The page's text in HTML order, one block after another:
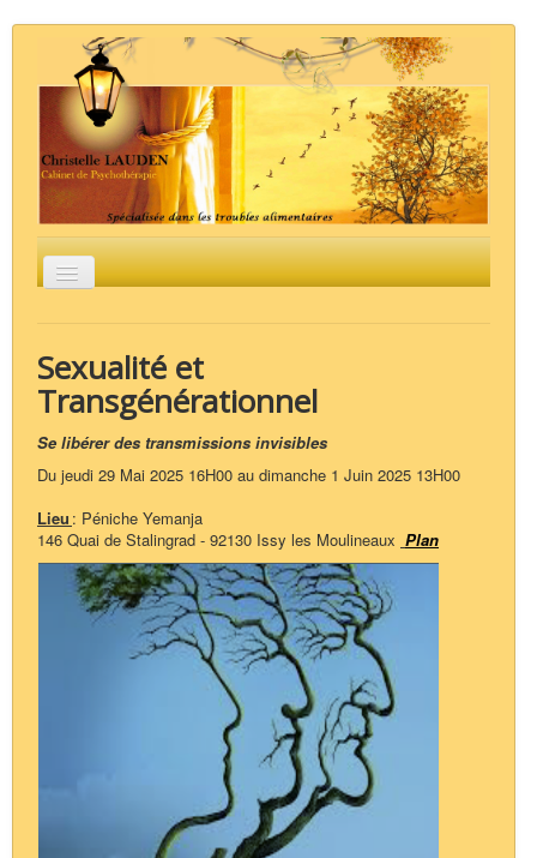
Basculer
la
alimentaires Liens
Sexualité et
Transgénérationnel
Se libérer des transmissions invisibles
Du jeudi 29 Mai 2025 16H00 au dimanche 1 Juin 2025 13H00
Lieu : Péniche Yemanja
146 Quai de Stalingrad - 92130 Issy les Moulineaux Plan